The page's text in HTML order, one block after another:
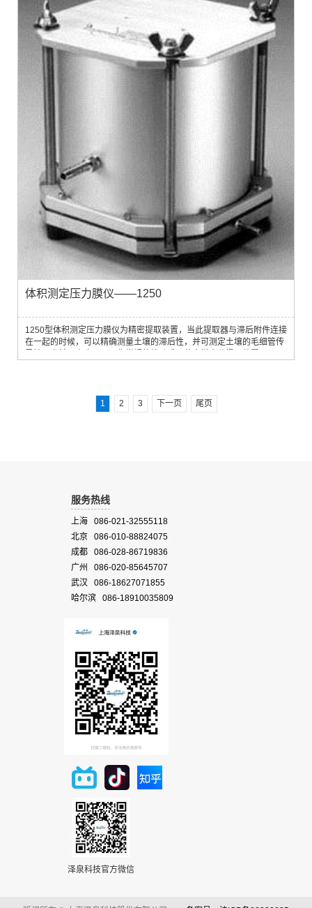
体积测定压力膜仪——1250
1250型体积测定压力膜仪为精密提取装置，当此提取器与滞后附件连接
在一起的时候，可以精确测量土壤的滞后性，并可测定土壤的毛细管传
1
2 3 下一页 尾页
服务热线
上海 086-021-32555118
北京 086-010-88824075
成都 086-028-86719836
广州 086-020-85645707
武汉 086-18627071855
哈尔滨 086-18910035809
泽泉科技官方微信